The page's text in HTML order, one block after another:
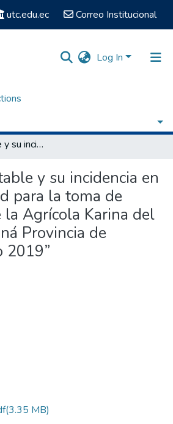
utc.edu.ec Correo Institucional
Log In
Titulación - Licenciatura en Contabilidad y Auditoria
“Proceso contable y su incidencia en la rentabilidad para la toma de decisiones de la Agrícola Karina del cantón La Maná Provincia de Cotopaxi, año 2019”
y su incidencia en
para la toma de
la Agrícola Karina del
Provincia de
2019”
(3.35 MB)